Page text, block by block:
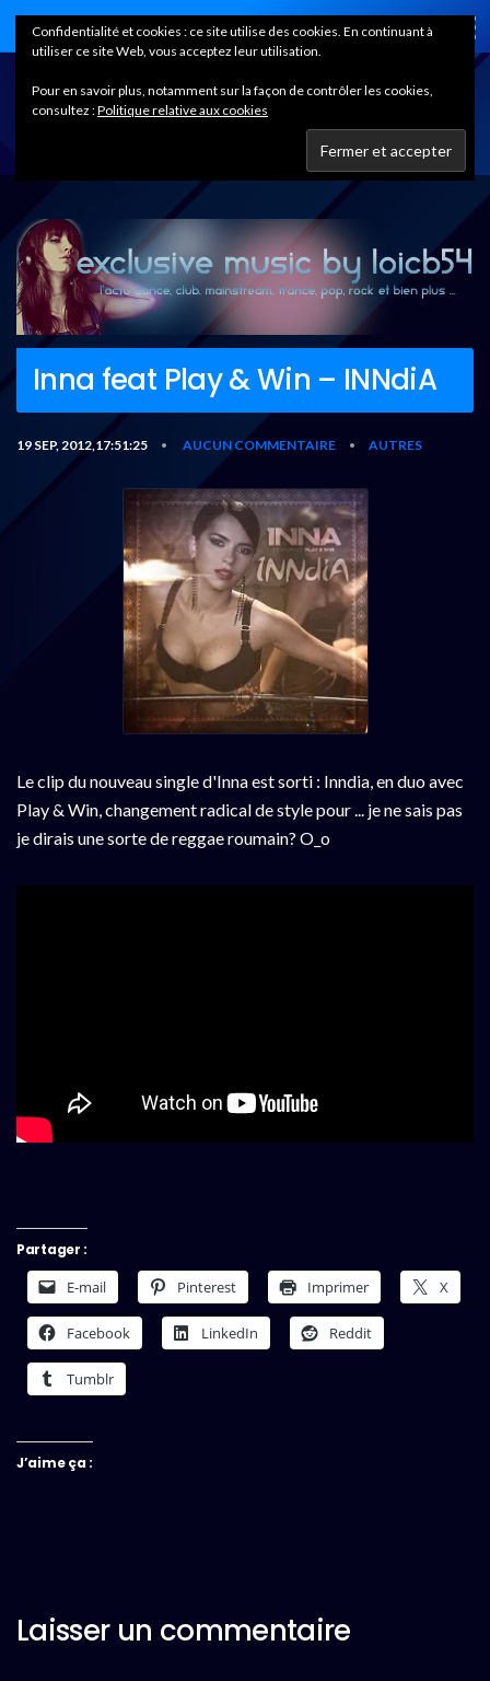
Home
Inna feat Play & Win – INNdiA
19 SEP, 2012,17:51:25 • AUCUN COMMENTAIRE • AUTRES
Le clip du nouveau single d'Inna est sorti : Inndia, en duo avec
Play & Win, changement radical de style pour ... je ne sais pas
je dirais une sorte de reggae roumain? O_o
Partager :
E-mail Pinterest Imprimer X
Facebook LinkedIn Reddit
Tumblr
J’aime ça :
Laisser un commentaire
Confidentialité et cookies : ce site utilise des cookies. En continuant à
utiliser ce site Web, vous acceptez leur utilisation.
Pour en savoir plus, notamment sur la façon de contrôler les cookies,
consultez :Politique relative aux cookies